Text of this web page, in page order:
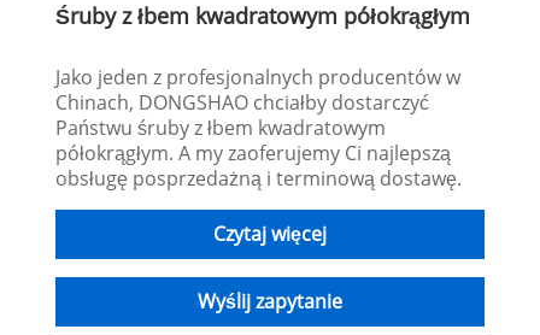
Śruby z łbem kwadratowym półokrągłym
Jako jeden z profesjonalnych producentów w
Chinach, DONGSHAO chciałby dostarczyć
Państwu śruby z łbem kwadratowym
półokrągłym. A my zaoferujemy Ci najlepszą
obsługę posprzedażną i terminową dostawę.
Czytaj więcej
Wyślij zapytanie